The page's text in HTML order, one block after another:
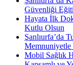
Güvenliği
Hayata İlk
Kutlu Olsun
Şanlıurfa’da
Memnuniyetle
Mobil Sağlık